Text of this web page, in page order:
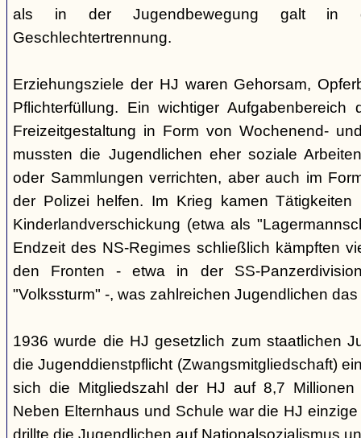
als in der Jugendbewegung galt in
Geschlechtertrennung.
Erziehungsziele der HJ waren Gehorsam,
Pflichterfüllung. Ein wichtiger
Freizeitgestaltung in Form von Wochenend-
mussten die Jugendlichen eher soziale
oder Sammlungen verrichten, aber auch im
der Polizei helfen. Im Krieg kamen
Kinderlandverschickung (etwa als
Endzeit des NS-Regimes schließlich kämpften
den Fronten - etwa in der SS-
"Volkssturm" -, was zahlreichen Jugendlichen
1936 wurde die HJ gesetzlich zum staatlichen
die Jugenddienstpflicht (Zwangsmitgliedschaft)
sich die Mitgliedszahl der HJ auf 8,7 Millionen
Neben Elternhaus und Schule war die HJ
drillte die Jugendlichen auf Nationalsozialismus